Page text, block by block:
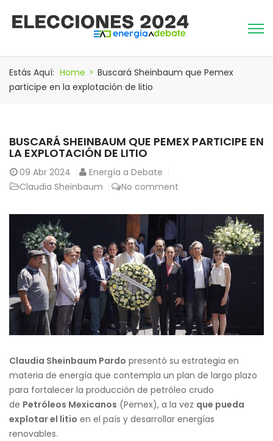
Estás Aquí: Home > Buscará Sheinbaum que Pemex
participe en la explotación de litio
BUSCARÁ SHEINBAUM QUE PEMEX PARTICIPE EN
LA EXPLOTACIÓN DE LITIO
09 Abr 2024
Energía a Debate
Claudia Sheinbaum
No comment
Claudia Sheinbaum Pardo presentó su estrategia en
materia de energía que contempla un plan de largo plazo
para fortalecer la producción de petróleo crudo
de Petróleos Mexicanos (Pemex), a la vez que pueda
explotar el litio en el país y desarrollar energías
renovables.